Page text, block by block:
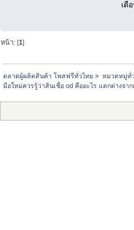
เดื
หน้า: [1]
ตลาดผู้ผลิตสินค้า โพสฟรีทั่วไทย » หมวดหมู่ทั่ว
มือใหม่ควรรู้ว่าสินเชื่อ od คืออะไร แตกต่างจาก